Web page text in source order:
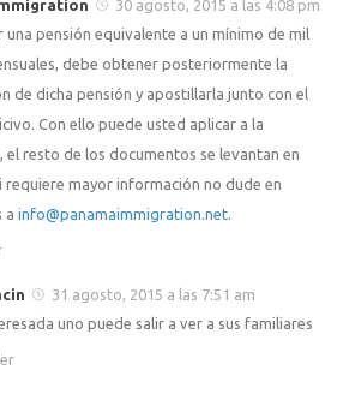
30 agosto, 2015 a las 4:08 pm
una pensión equivalente a un mínimo de mil
debe obtener posteriormente la
de dicha pensión y apostillarla junto con el
Con ello puede usted aplicar a la
el resto de los documentos se levantan en
requiere mayor información no dude en
a info@panamaimmigration.net.
31 agosto, 2015 a las 7:51 am
uno puede salir a ver a sus familiares